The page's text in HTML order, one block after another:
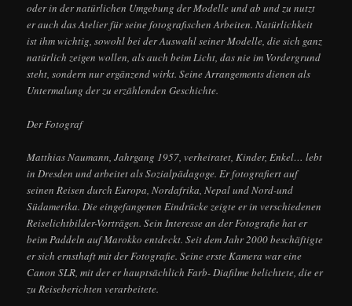
oder in der natürlichen Umgebung der Modelle und ab und zu nutzt
er auch das Atelier für seine fotografischen Arbeiten. Natürlichkeit
ist ihm wichtig, sowohl bei der Auswahl seiner Modelle, die sich ganz
natürlich zeigen wollen, als auch beim Licht, das nie im Vordergrund
steht, sondern nur ergänzend wirkt. Seine Arrangements dienen als
Untermalung der zu erzählenden Geschichte.
Der Fotograf
Matthias Naumann, Jahrgang 1957, verheiratet, Kinder, Enkel… lebt
in Dresden und arbeitet als Sozialpädagoge. Er fotografiert auf
seinen Reisen durch Europa, Nordafrika, Nepal und Nord-und
Südamerika. Die eingefangenen Eindrücke zeigte er in verschiedenen
Reiselichtbilder-Vorträgen. Sein Interesse an der Fotografie hat er
beim Paddeln auf Marokko entdeckt. Seit dem Jahr 2000 beschäftigte
er sich ernsthaft mit der Fotografie. Seine erste Kamera war eine
Canon SLR, mit der er hauptsächlich Farb- Diafilme belichtete, die er
zu Reiseberichten verarbeitete.